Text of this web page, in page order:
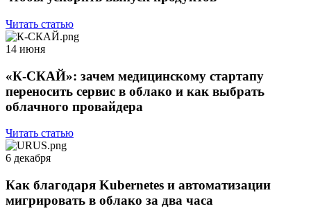
Читать статью
14 июня
«К-СКАЙ»: зачем медицинскому стартапу
переносить сервис в облако и как выбрать
облачного провайдера
Читать статью
6 декабря
Как благодаря Kubernetes и автоматизации
мигрировать в облако за два часа